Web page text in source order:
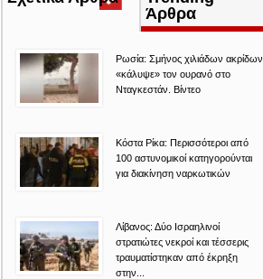
καρτέλα)
Άρθρα
Ρωσία: Σμήνος χιλιάδων ακρίδων
«κάλυψε» τον ουρανό στο
Νταγκεστάν. Βίντεο
Κόστα Ρίκα: Περισσότεροι από
100 αστυνομικοί κατηγορούνται
για διακίνηση ναρκωτικών
Λίβανος: Δύο Ισραηλινοί
στρατιώτες νεκροί και τέσσερις
τραυματίστηκαν από έκρηξη
στην...